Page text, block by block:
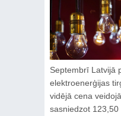
Septembrī Latvijā
elektroenerģijas
vidējā cena
sasniedzot